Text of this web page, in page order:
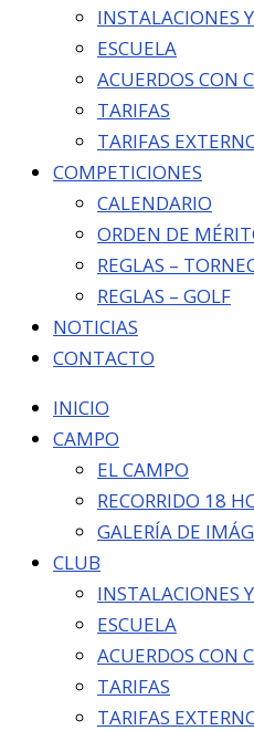
INSTALACIONES
ESCUELA
ACUERDOS CON
TARIFAS
TARIFAS
COMPETICIONES
CALENDARIO
ORDEN DE
REGLAS –
REGLAS – GOLF
NOTICIAS
CONTACTO
INICIO
CAMPO
EL CAMPO
RECORRIDO 18
GALERÍA DE
CLUB
INSTALACIONES
ESCUELA
ACUERDOS CON
TARIFAS
TARIFAS